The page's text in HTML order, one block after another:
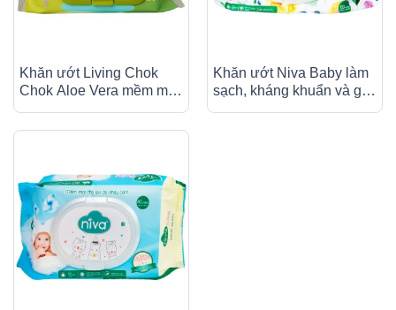
Khăn ướt Living Chok
Chok Aloe Vera mềm mại,
Khăn ướt Niva Baby làm
sạch, kháng khuẩn và giữ